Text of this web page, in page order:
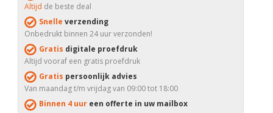
Altijd de beste deal
Snelle verzending
Onbedrukt binnen 24 uur verzonden!
Gratis digitale proefdruk
Altijd vooraf een gratis proefdruk
Gratis persoonlijk advies
Van maandag t/m vrijdag van 09:00 tot 18:00
Binnen 4 uur een offerte in uw mailbox